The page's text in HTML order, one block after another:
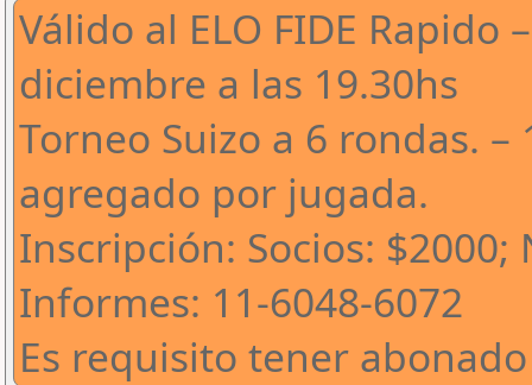
Válido al ELO FIDE Rapido
diciembre a las 19.30hs
Torneo Suizo a 6 rondas. –
agregado por jugada.
Inscripción: Socios: $2000;
Informes: 11-6048-6072
Es requisito tener abonado